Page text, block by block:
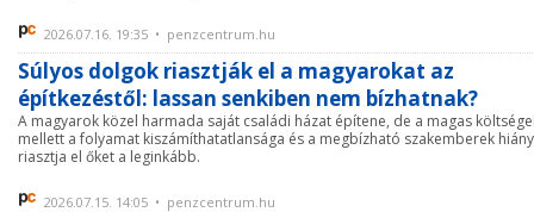
2026.07.16. 19:35 • penzcentrum.hu
Súlyos dolgok riasztják el a magyarokat az
építkezéstől: lassan senkiben nem bízhatnak?
A magyarok közel harmada saját családi házat építene, de a magas
mellett a folyamat kiszámíthatatlansága és a megbízható szakemberek
riasztja el őket a leginkább.
2026.07.15. 14:05 • penzcentrum.hu